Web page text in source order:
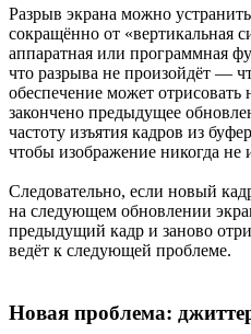
Разрыв экрана можно
сокращённо от «вертикальная
аппаратная или программная
что разрыва не произойдёт —
обеспечение может отрисовать
закончено предыдущее
частоту изъятия кадров из
чтобы изображение никогда не
Следовательно, если новый
на следующем обновлении
предыдущий кадр и заново
ведёт к следующей проблеме.
Новая проблема: